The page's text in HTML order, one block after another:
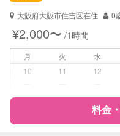
対応可能/特徴
病児対応
大阪府大阪市住吉区在住
0
¥2,000〜 /1時間
月 火 水
10
11 12
料金